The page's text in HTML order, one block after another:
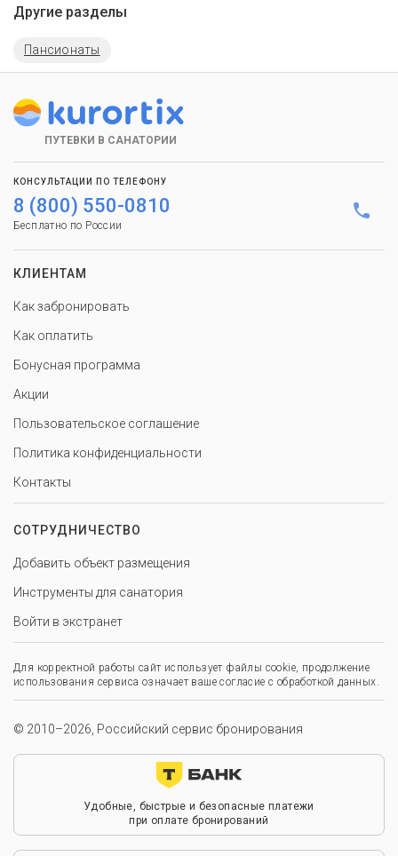
Другие разделы
Пансионаты
ПУТЕВКИ В САНАТОРИИ
КОНСУЛЬТАЦИИ ПО ТЕЛЕФОНУ
8 (800) 550-0810
Бесплатно по России
КЛИЕНТАМ
Как забронировать
Как оплатить
Бонусная программа
Акции
Пользовательское соглашение
Политика конфиденциальности
Контакты
СОТРУДНИЧЕСТВО
Добавить объект размещения
Инструменты для санатория
Войти в экстранет
Для корректной работы сайт использует файлы cookie, продолжение
использования сервиса означает ваше согласие с обработкой данных.
© 2010–2026, Российский сервис бронирования
Удобные, быстрые и безопасные платежи
при оплате бронирований